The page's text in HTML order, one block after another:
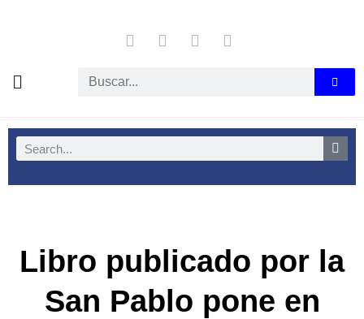
Libro publicado por la
San Pablo pone en